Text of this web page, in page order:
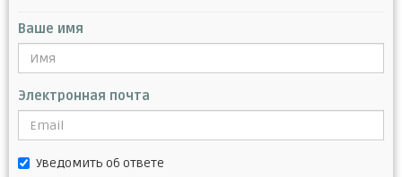
Ваше имя
Электронная почта
Уведомить об ответе